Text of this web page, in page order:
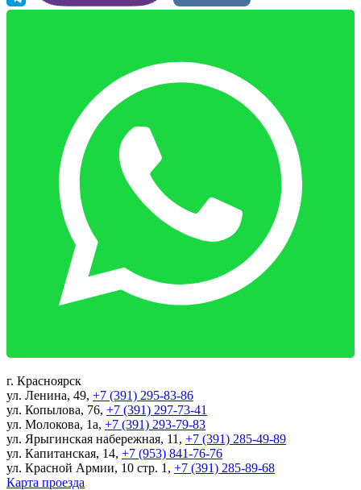
г. Красноярск
ул. Ленина, 49, +7 (391) 295-83-86
ул. Копылова, 76, +7 (391) 297-73-41
ул. Молокова, 1а, +7 (391) 293-79-83
ул. Ярыгинская набережная, 11 , +7 (391) 285-49-89
ул. Капитанская, 14, +7 (953) 841-76-76
ул. Красной Армии, 10 стр. 1 , +7 (391) 285-89-68
Карта проезда